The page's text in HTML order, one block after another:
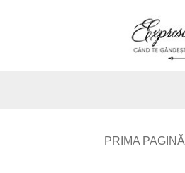
PRIMA PAGINĂ